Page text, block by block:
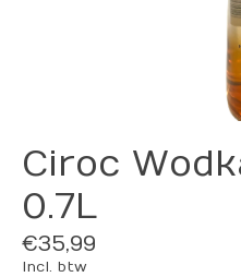
Ciroc
0.7L
€35,99
Incl. btw